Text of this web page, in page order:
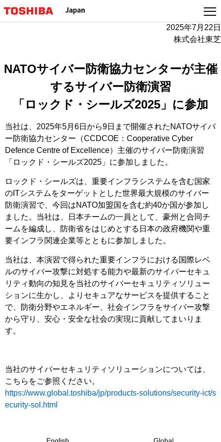
ン
2025年7月22日
株式会社東芝
NATOサイバー防衛協力センターが主催
するサイバー防衛演習
「ロックド・シールズ2025」に参加
当社は、2025年5月6日から9日まで開催されたNATOサイバ
ー防衛協力センター（CCDCOE：Cooperative Cyber
Defence Centre of Excellence）主催のサイバー防衛演習
「ロックド・シールズ2025」に参加しました。
ロックド・シールズは、重要インフラシステムを含む国家
のITシステムをターゲットとした世界最大規模のサイバー
防衛演習で、今回はNATO加盟国を含む約40か国が参加し
ました。当社は、日本チームの一員として、豪州と合同チ
ームを編成し、防衛省をはじめとする日本の政府機関や重
要インフラ関連企業等とともに参加しました。
当社は、本演習で得られた重要インフラにおける国際レベ
ルのサイバー攻撃に対処する能力や最新のサイバーセキュ
リティ動向の知見を当社のサイバーセキュリティソリュー
ションに生かし、よりセキュアなサービスを提供すること
で、防衛分野やエネルギー、社会インフラをサイバー攻撃
から守り、安心・安全な社会の実現に貢献してまいりま
す。
当社のサイバーセキュリティソリューションについては、
こちらをご参照ください。
https://www.global.toshiba/jp/products-solutions/security-ict/s
ecurity-sol.html